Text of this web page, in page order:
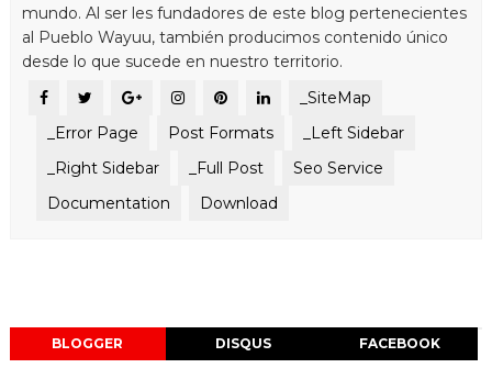
mundo. Al ser les fundadores de este blog pertenecientes
al Pueblo Wayuu, también producimos contenido único
desde lo que sucede en nuestro territorio.
_SiteMap
_Error Page
Post Formats
_Left Sidebar
_Right Sidebar
_Full Post
Seo Service
Documentation
Download
BLOGGER DISQUS FACEBOOK